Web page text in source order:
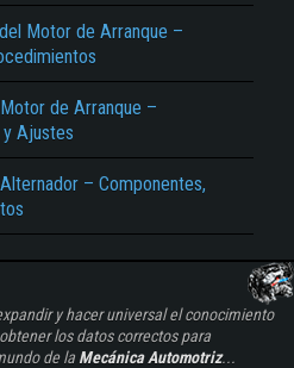
Motor de Arranque –
de Arranque –
y Ajustes
– Componentes,
y hacer universal el conocimiento
los datos correctos para
de la Mecánica Automotriz...